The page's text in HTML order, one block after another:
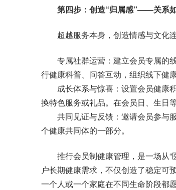
第四步：创造“归属感”——关系
超越服务本身，创造情感与文化连
专属社群运营：建立会员专属的线
行健康科普、问答互动，组织线下健
成长体系与惊喜：设置会员健康积
换特色服务或礼品。在会员日、生日
共同见证与反馈：邀请会员参与服
个健康共同体的一部分。
推行会员制健康管理，是一场从“
户长期健康需求，不仅创造了稳定可
一个人或一个家庭在不同生命阶段都